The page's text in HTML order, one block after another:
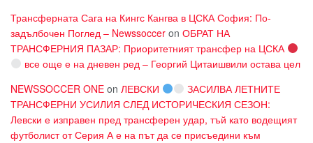
Трансферната Сага на Кингс Кангва в ЦСКА София: По-
задълбочен Поглед – Newssoccer on ОБРАТ НА
ТРАНСФЕРНИЯ ПАЗАР: Приоритетният трансфер на ЦСКА
все още е на дневен ред – Георгий Цитаишвили остава цел
NEWSSOCCER ONE on ЛЕВСКИ
ЗАСИЛВА ЛЕТНИТЕ
ТРАНСФЕРНИ УСИЛИЯ СЛЕД ИСТОРИЧЕСКИЯ СЕЗОН:
Левски е изправен пред трансферен удар, тъй като водещият
футболист от Серия А е на път да се присъедини към